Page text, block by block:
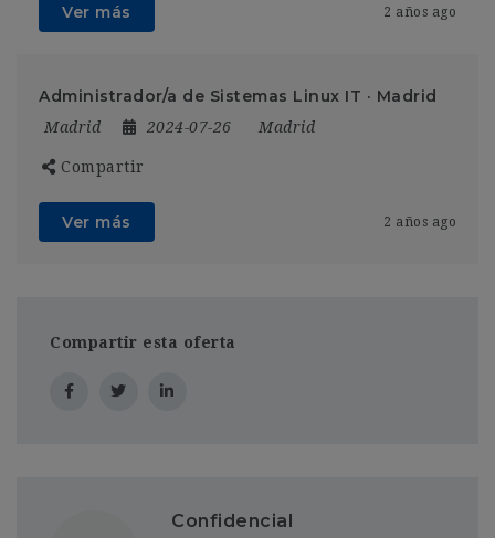
Ver más 2 años ago
Administrador/a de Sistemas Linux IT · Madrid
Madrid 2024-07-26 Madrid
Compartir
Ver más 2 años ago
Compartir esta oferta
Confidencial